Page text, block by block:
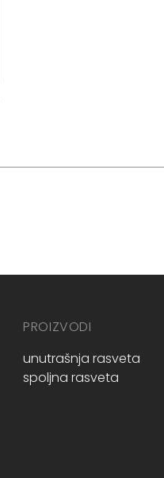
PROIZVODI
unutrašnja rasveta
spoljna rasveta